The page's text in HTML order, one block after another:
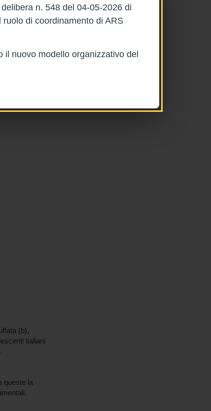
n. 548 del 04-05-2026 di
di coordinamento di ARS
il nuovo modello organizzativo del
pre-pandemico
pandemico
medi dei
(b),
italiani
queste la